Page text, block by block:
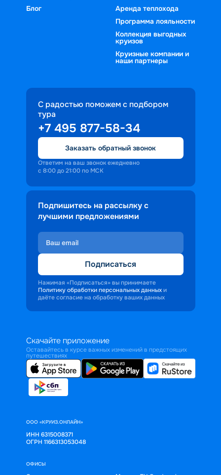
Блог
Аренда теплохода
Программа лояльности
Коллекция выгодных
круизов
Круизные компании и
наши партнеры
С радостью поможем с подбором
тура
+7 495 877-58-34
Заказать обратный звонок
Ответим на ваш звонок ежедневно
с 8:00 до 21:00 по МСК
Подпишитесь на рассылку с
лучшими предложениями
Подписаться
Нажимая «Подписаться» вы принимаете
Политику обработки персональных данных и
даёте согласие на обработку ваших данных
Скачайте приложение
Оставайтесь в курсе важных изменений в предстоящих
путешествиях
ООО «КРУИЗ.ОНЛАЙН»
ИНН 6315008371
ОГРН 1166313053048
ОФИСЫ